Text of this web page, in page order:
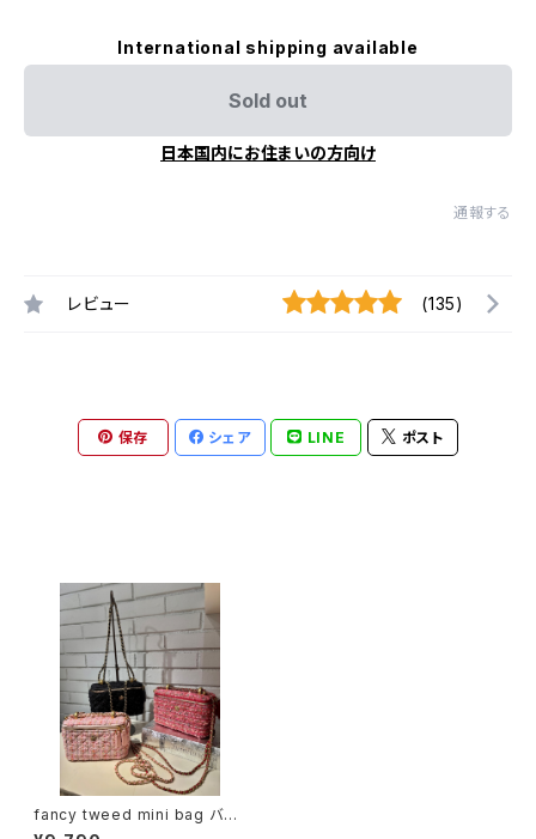
International shipping available
Sold out
日本国内にお住まいの方向け
通報する
レビュー (135)
保存 シェア LINE ポスト
fancy tweed mini bag バッ
グ ミニバッグ ポシェット ツィー